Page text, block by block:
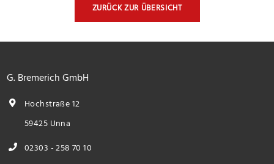
ZURÜCK ZUR ÜBERSICHT
G. Bremerich GmbH
Hochstraße 12
59425 Unna
02303 - 258 70 10